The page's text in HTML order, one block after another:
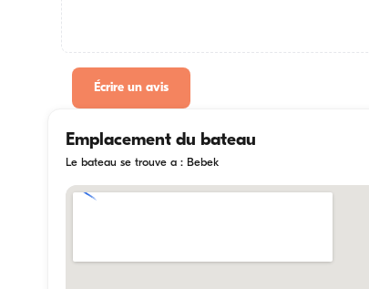
Écrire un avis
Emplacement du bateau
Le bateau se trouve a : Bebek